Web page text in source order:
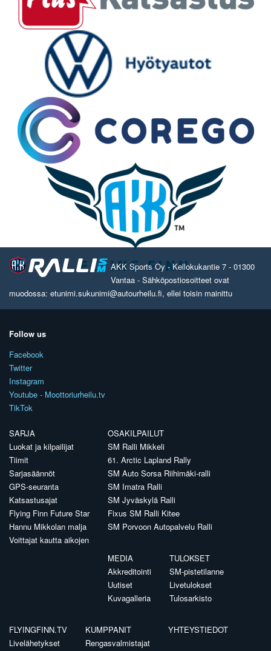
AKK Sports Oy - Kellokukantie 7 - 01300
Vantaa - Sähköpostiosoitteet ovat
muodossa: etunimi.sukunimi@autourheilu.fi, ellei toisin mainittu
Follow us
Facebook
Twitter
Instagram
Youtube - Moottoriurheilu.tv
TikTok
SARJA
Luokat ja kilpailijat
Tiimit
Sarjasäännöt
GPS-seuranta
Katsastusajat
Flying Finn Future Star
Hannu Mikkolan malja
Voittajat kautta aikojen
OSAKILPAILUT
SM Ralli Mikkeli
61. Arctic Lapland Rally
SM Auto Sorsa Riihimäki-ralli
SM Imatra Ralli
SM Jyväskylä Ralli
Fixus SM Ralli Kitee
SM Porvoon Autopalvelu Ralli
MEDIA
Akkreditointi
Uutiset
Kuvagalleria
TULOKSET
SM-pistetilanne
Livetulokset
Tulosarkisto
FLYINGFINN.TV
Livelähetykset
KUMPPANIT
Rengasvalmistajat
YHTEYSTIEDOT